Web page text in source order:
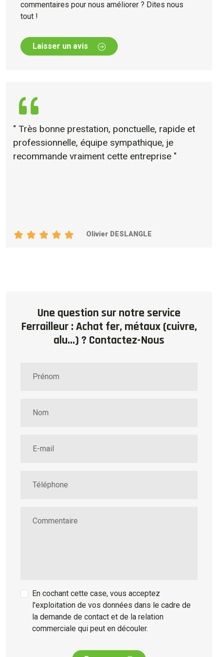
commentaires pour nous améliorer ? Dites nous
tout !
Laisser un avis
" Très bonne prestation, ponctuelle, rapide et
professionnelle, équipe sympathique, je
recommande vraiment cette entreprise "
Olivier DESLANGLE
Une question sur notre service
Ferrailleur : Achat fer, métaux (cuivre,
alu...) ? Contactez-Nous
Prénom
Nom
E-mail
Téléphone
Commentaire
En cochant cette case, vous acceptez
l'exploitation de vos données dans le cadre de
la demande de contact et de la relation
commerciale qui peut en découler.